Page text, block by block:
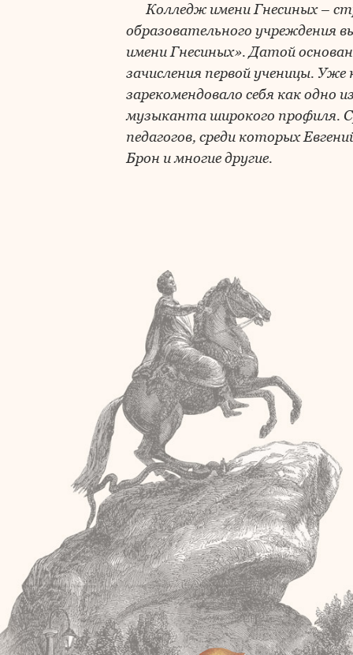
Колледж имени Гнесиных –
образовательного учреждения
имени Гнесиных». Датой
зачисления первой ученицы. Уже
зарекомендовало себя как одно
музыканта широкого профиля.
педагогов, среди которых
Брон и многие другие.